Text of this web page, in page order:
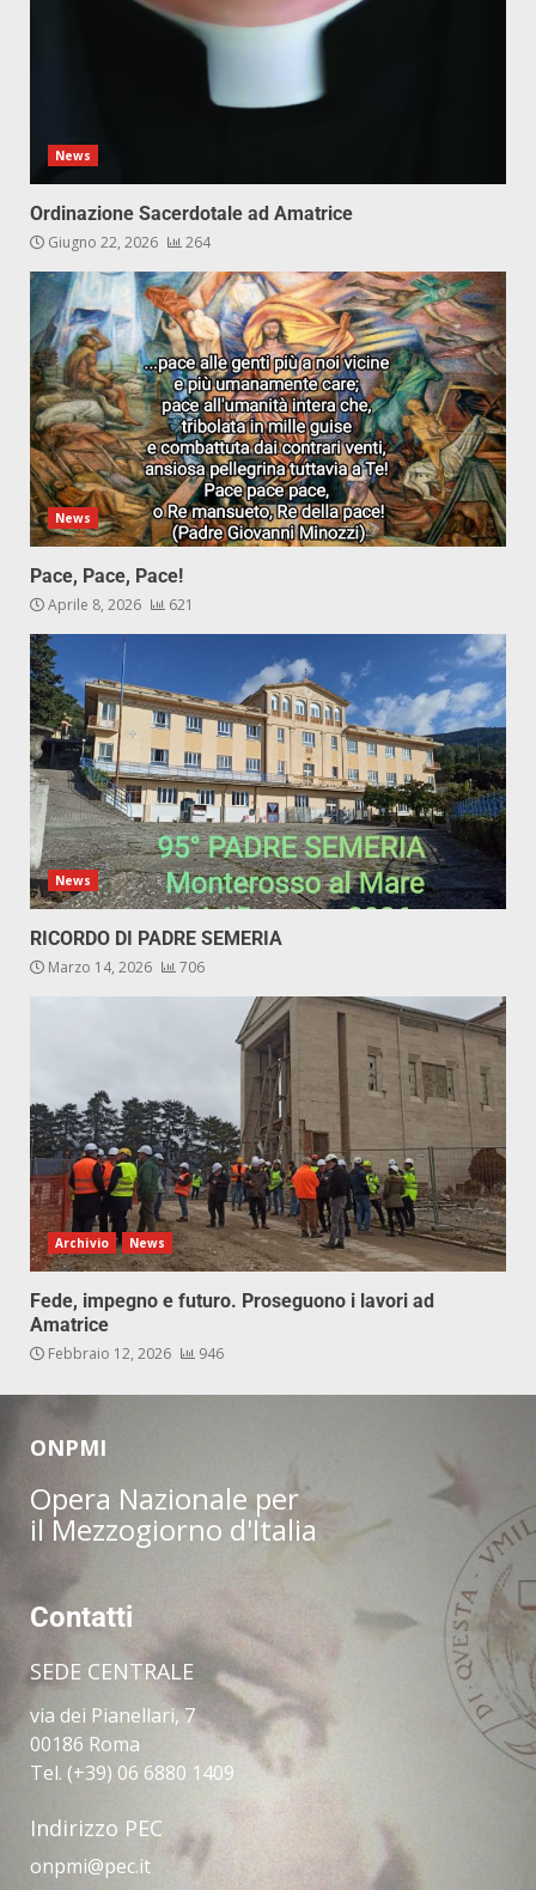
News
Ordinazione Sacerdotale ad Amatrice
Giugno 22, 2026 264
News
Pace, Pace, Pace!
Aprile 8, 2026 621
News
RICORDO DI PADRE SEMERIA
Marzo 14, 2026 706
Archivio News
Fede, impegno e futuro. Proseguono i lavori ad
Amatrice
Febbraio 12, 2026 946
ONPMI
Opera Nazionale per
il Mezzogiorno d'Italia
Contatti
SEDE CENTRALE
via dei Pianellari, 7
00186 Roma
Tel. (+39) 06 6880 1409
Indirizzo PEC
onpmi@pec.it